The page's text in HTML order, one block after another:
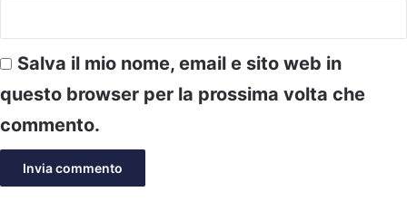
Salva il mio nome, email e sito web in
questo browser per la prossima volta che
commento.